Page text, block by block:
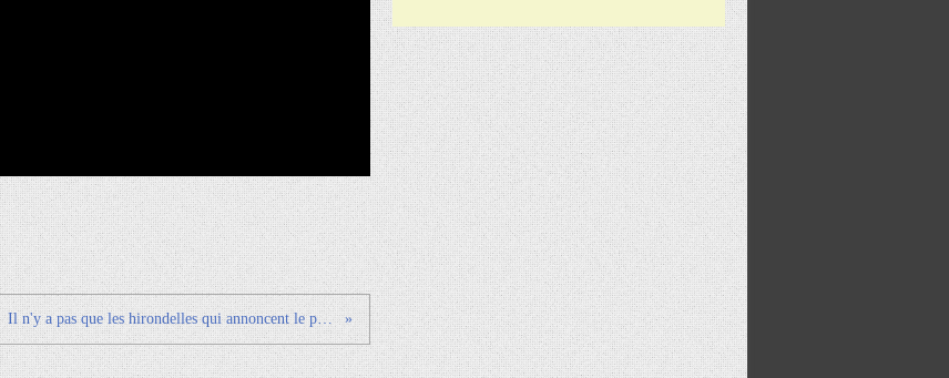
Il n'y a pas que les hirondelles qui annoncent le printemps...les sorties de Cahors cyclotourisme aussi !